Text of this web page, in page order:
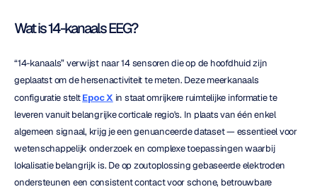
Wat is 14-kanaals EEG?
“14-kanaals” verwijst naar 14 sensoren die op de hoofdhuid zijn
geplaatst om de hersenactiviteit te meten. Deze meerkanaals
configuratie stelt Epoc X in staat omrijkere ruimtelijke informatie te
leveren vanuit belangrijke corticale regio's. In plaats van één enkel
algemeen signaal, krijg je een genuanceerde dataset — essentieel voor
wetenschappelijk onderzoek en complexe toepassingen waarbij
lokalisatie belangrijk is. De op zoutoplossing gebaseerde elektroden
ondersteunen een consistent contact voor schone, betrouwbare